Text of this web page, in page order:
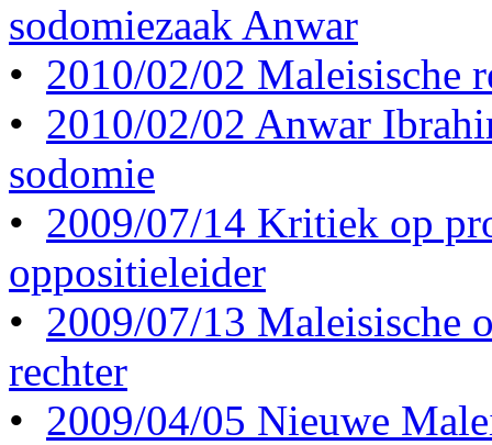
sodomiezaak Anwar
• 2010/02/02 Maleisische
• 2010/02/02 Anwar
sodomie
• 2009/07/14 Kritiek op
oppositieleider
• 2009/07/13 Maleisische
rechter
• 2009/04/05 Nieuwe